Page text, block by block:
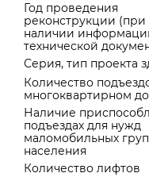
Год проведения
реконструкции (при
наличии
технической
Серия, тип проекта
Количество
многоквартирном
Наличие
подъездах для нужд
маломобильных
населения
Количество лифтов